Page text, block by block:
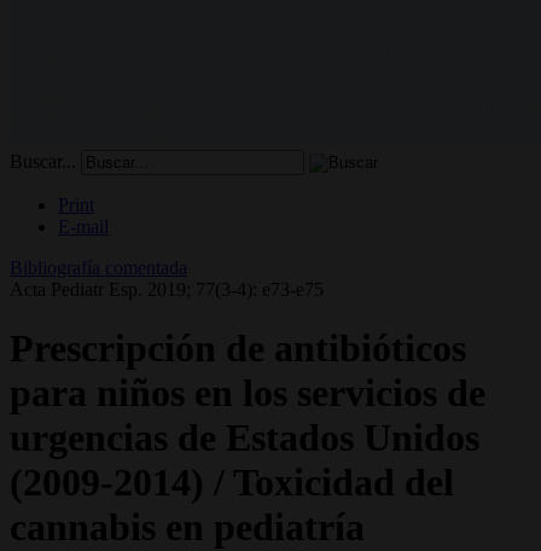
Buscar...
Print
E-mail
Bibliografía comentada
Acta Pediatr Esp. 2019; 77(3-4): e73-e75
Prescripción de antibióticos
para niños en los servicios de
urgencias de Estados Unidos
(2009-2014) / Toxicidad del
cannabis en pediatría